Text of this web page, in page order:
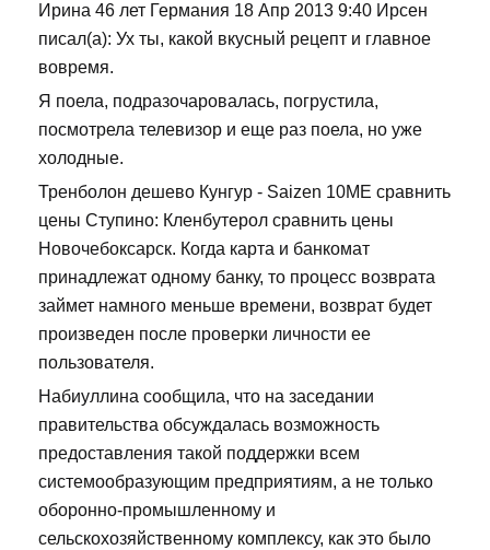
Ирина 46 лет Германия 18 Апр 2013 9:40 Ирсен
писал(а): Ух ты, какой вкусный рецепт и главное
вовремя.
Я поела, подразочаровалась, погрустила,
посмотрела телевизор и еще раз поела, но уже
холодные.
Тренболон дешево Кунгур - Saizen 10ME сравнить
цены Ступино: Кленбутерол сравнить цены
Новочебоксарск. Когда карта и банкомат
принадлежат одному банку, то процесс возврата
займет намного меньше времени, возврат будет
произведен после проверки личности ее
пользователя.
Набиуллина сообщила, что на заседании
правительства обсуждалась возможность
предоставления такой поддержки всем
системообразующим предприятиям, а не только
оборонно-промышленному и
сельскохозяйственному комплексу, как это было